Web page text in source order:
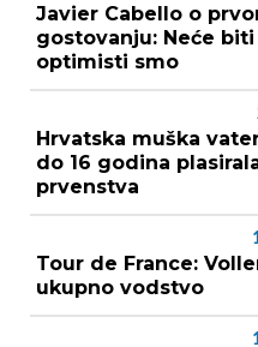
Javier Cabello o
gostovanju: Neće
optimisti smo
Hrvatska muška
do 16 godina
prvenstva
Tour de France:
ukupno vodstvo